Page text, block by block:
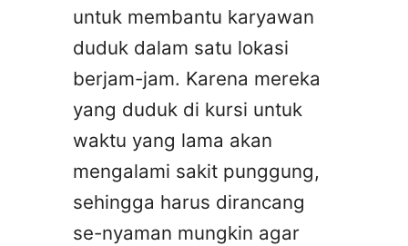
untuk membantu karyawan
duduk dalam satu lokasi
berjam-jam. Karena mereka
yang duduk di kursi untuk
waktu yang lama akan
mengalami sakit punggung,
sehingga harus dirancang
se-nyaman mungkin agar